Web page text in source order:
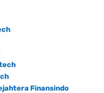
Finansindo